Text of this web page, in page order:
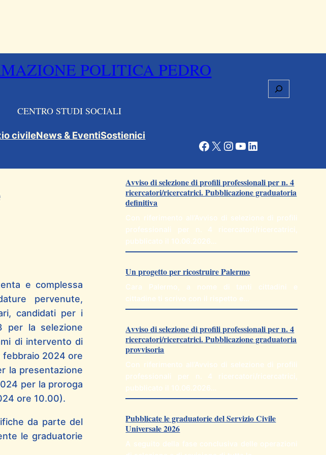
POLITICA PEDRO
CENTRO STUDI SOCIALI
Cerca
civileNews & EventiSostienici
Facebook X Instagram YouTube LinkedIn
e complessa
pervenute,
candidati per i
per la selezione
di intervento di
febbraio 2024 ore
la presentazione
per la proroga
ore 10.00).
da parte del
le graduatorie
Avviso di selezione di profili professionali per n. 4
ricercatori/ricercatrici. Pubblicazione graduatoria
definitiva
Con riferimento all’Avviso di selezione di profili
professionali per n. 4 ricercatori/ricercatrici,
pubblicato il 10.06.2026…
Un progetto per ricostruire Palermo
Cara Palermo, a nome di tanti cittadini e
cittadine ti scrivo con il rispetto e…
Avviso di selezione di profili professionali per n. 4
ricercatori/ricercatrici. Pubblicazione graduatoria
provvisoria
Con riferimento all’Avviso di selezione di profili
professionali per n. 4 ricercatori/ricercatrici,
pubblicato il 10.06.2026…
Pubblicate le graduatorie del Servizio Civile
Universale 2026
A seguito della fase conclusiva delle operazioni